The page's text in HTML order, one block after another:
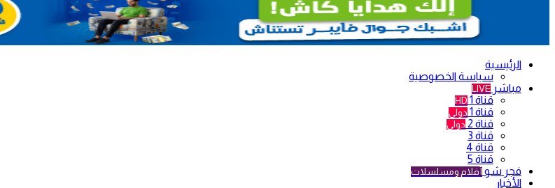
الرئيسية
سياسة الخصوصية
مباشر LIVE
قناة 1 HD
قناة 1 دولي
قناة 2 دولي
قناة 3
قناة 4
قناة 5
فجر شو أفلام ومسلسلات
الأخبار